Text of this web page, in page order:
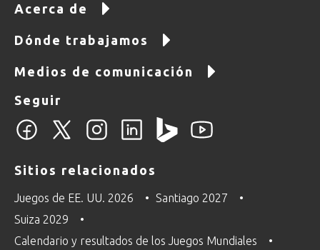
Acerca de
Dónde trabajamos
Medios de comunicación
Seguir
Sitios relacionados
Juegos de EE. UU. 2026
Santiago 2027
Suiza 2029
Calendario y resultados de los Juegos Mundiales